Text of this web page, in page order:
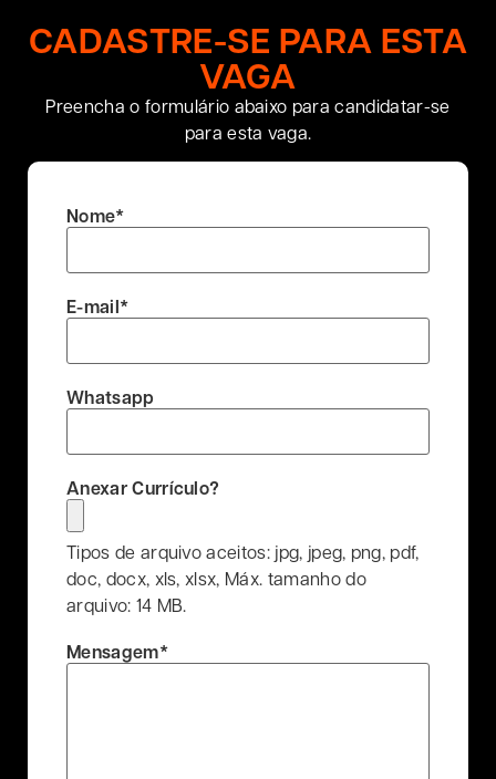
CADASTRE-SE PARA ESTA
VAGA
Preencha o formulário abaixo para candidatar-se
para esta vaga.
Nome*
E-mail*
Whatsapp
Anexar Currículo?
Tipos de arquivo aceitos: jpg, jpeg, png, pdf,
doc, docx, xls, xlsx, Máx. tamanho do
arquivo: 14 MB.
Mensagem*